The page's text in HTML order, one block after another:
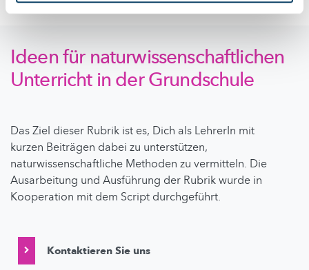
Ideen für naturwissenschaftlichen
Unterricht in der Grundschule
Das Ziel dieser Rubrik ist es, Dich als LehrerIn mit
kurzen Beiträgen dabei zu unterstützen,
naturwissenschaftliche Methoden zu vermitteln. Die
Ausarbeitung und Ausführung der Rubrik wurde in
Kooperation mit dem Script durchgeführt.
Kontaktieren Sie uns